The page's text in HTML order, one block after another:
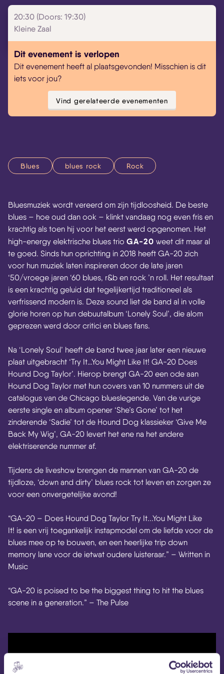
20:30 (Doors: 19:30)
Kleine Zaal
Dit evenement is verlopen
Dit evenement heeft al plaatsgevonden! Misschien is dit
iets voor jou?
Vind gerelateerde evenementen
Blues blues rock Rock
Bluesmuziek wordt vereerd om zijn tijdloosheid. De beste
blues – hoe oud dan ook – klinkt vandaag nog even fris en
krachtig als toen hij voor het eerst werd opgenomen. Het
high-energy elektrische blues trio GA-20 weet dit maar al
te goed. Sinds hun oprichting in 2018 heeft GA-20 zich
voor hun muziek laten inspireren door de late jaren
‘50/vroege jaren ‘60 blues, r&b en rock ’n roll. Het resultaat
is een krachtig geluid dat tegelijkertijd traditioneel als
verfrissend modern is. Deze sound liet de band al in volle
glorie horen op hun debuutalbum ‘Lonely Soul’, die alom
geprezen werd door critici en blues fans.
Na ‘Lonely Soul’ heeft de band twee jaar later een nieuwe
plaat uitgebracht ‘Try It…You Might Like It! GA-20 Does
Hound Dog Taylor’. Hierop brengt GA-20 een ode aan
Hound Dog Taylor met hun covers van 10 nummers uit de
catalogus van de Chicago blueslegende. Van de vurige
eerste single en album opener ‘She’s Gone’ tot het
zinderende ‘Sadie’ tot de Hound Dog klassieker ‘Give Me
Back My Wig’, GA-20 levert het ene na het andere
elektriserende nummer af.
Tijdens de liveshow brengen de mannen van GA-20 de
tijdloze, ‘down and dirty’ blues rock tot leven en zorgen ze
voor een onvergetelijke avond!
“GA-20 – Does Hound Dog Taylor Try It​.​.​.​You Might Like
It! is een vrij toegankelijk instapmodel om de liefde voor de
blues mee op te bouwen, en een heerlijke trip down
memory lane voor de ietwat oudere luisteraar.” – Written in
Music
“GA-20 is poised to be the biggest thing to hit the blues
scene in a generation.” – The Pulse